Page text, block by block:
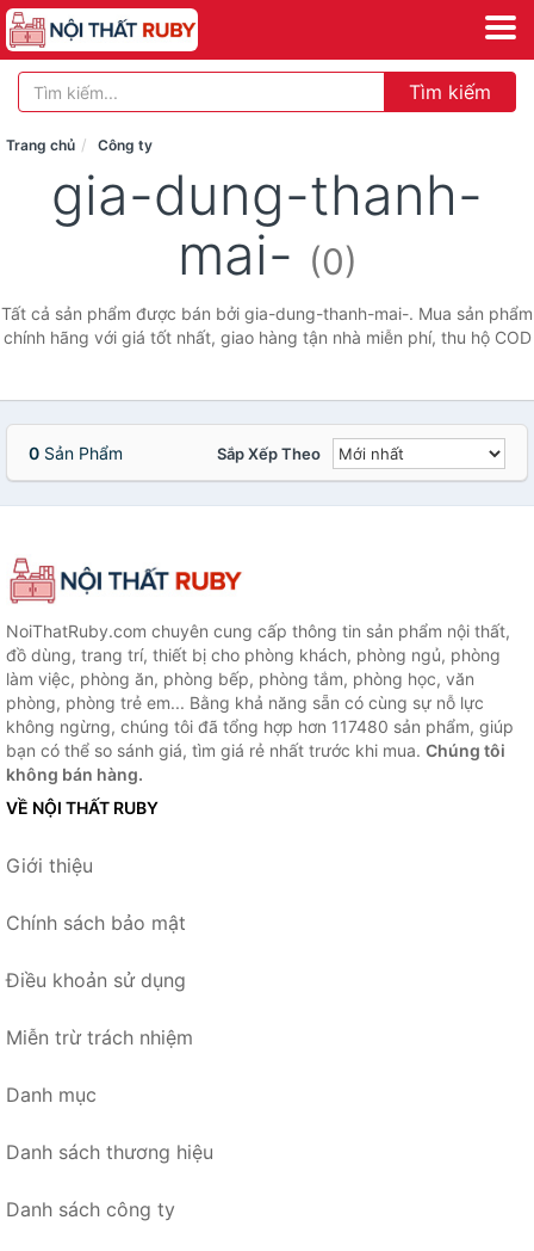
Tìm kiếm
Trang chủ Công ty
gia-dung-thanh-
mai- (0)
Tất cả sản phẩm được bán bởi gia-dung-thanh-mai-. Mua sản phẩm
chính hãng với giá tốt nhất, giao hàng tận nhà miễn phí, thu hộ COD
0 Sản Phẩm Sắp Xếp Theo
NoiThatRuby.com chuyên cung cấp thông tin sản phẩm nội thất,
đồ dùng, trang trí, thiết bị cho phòng khách, phòng ngủ, phòng
làm việc, phòng ăn, phòng bếp, phòng tắm, phòng học, văn
phòng, phòng trẻ em... Bằng khả năng sẵn có cùng sự nỗ lực
không ngừng, chúng tôi đã tổng hợp hơn 117480 sản phẩm, giúp
bạn có thể so sánh giá, tìm giá rẻ nhất trước khi mua. Chúng tôi
không bán hàng.
VỀ NỘI THẤT RUBY
Giới thiệu
Chính sách bảo mật
Điều khoản sử dụng
Miễn trừ trách nhiệm
Danh mục
Danh sách thương hiệu
Danh sách công ty